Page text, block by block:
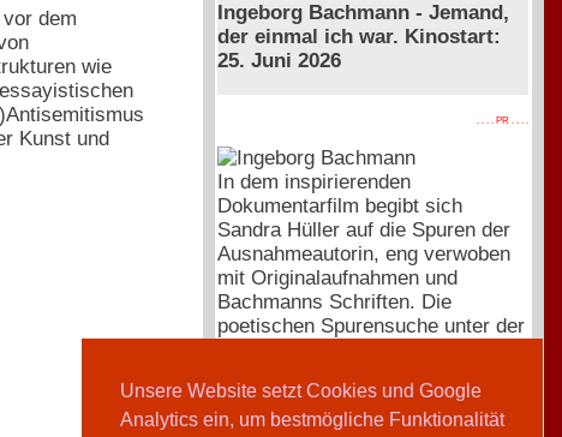
Unsere Website setzt Cookies und Google
Analytics ein, um bestmögliche Funktionalität
dem
wie
Kunst und
Ingeborg Bachmann - Jemand,
der einmal ich war. Kinostart:
25. Juni 2026
. . . . PR . . . .
In dem inspirierenden
Dokumentarfilm begibt sich
Sandra Hüller auf die Spuren der
Ausnahmeautorin, eng verwoben
mit Originalaufnahmen und
Bachmanns Schriften. Die
poetischen Spurensuche unter der
von Ingeborg Bachmann.
Mehr zum Film, der Trailer,